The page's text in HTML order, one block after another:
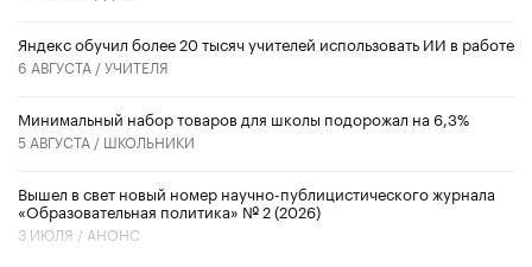
​Яндекс обучил более 20 тысяч учителей использовать ИИ в работе
6 АВГУСТА /УЧИТЕЛЯ
Минимальный набор товаров для школы подорожал на 6,3%
5 АВГУСТА / ШКОЛЬНИКИ
Вышел в свет новый номер научно-публицистического журнала
«Образовательная политика» № 2 (2026)
3 ИЮЛЯ / АНОНС